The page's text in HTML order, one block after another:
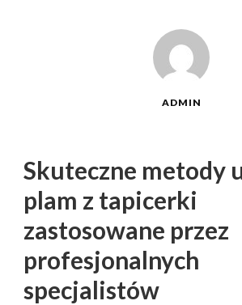
ADMIN
Skuteczne metody
plam z tapicerki
zastosowane przez
profesjonalnych
specjalistów